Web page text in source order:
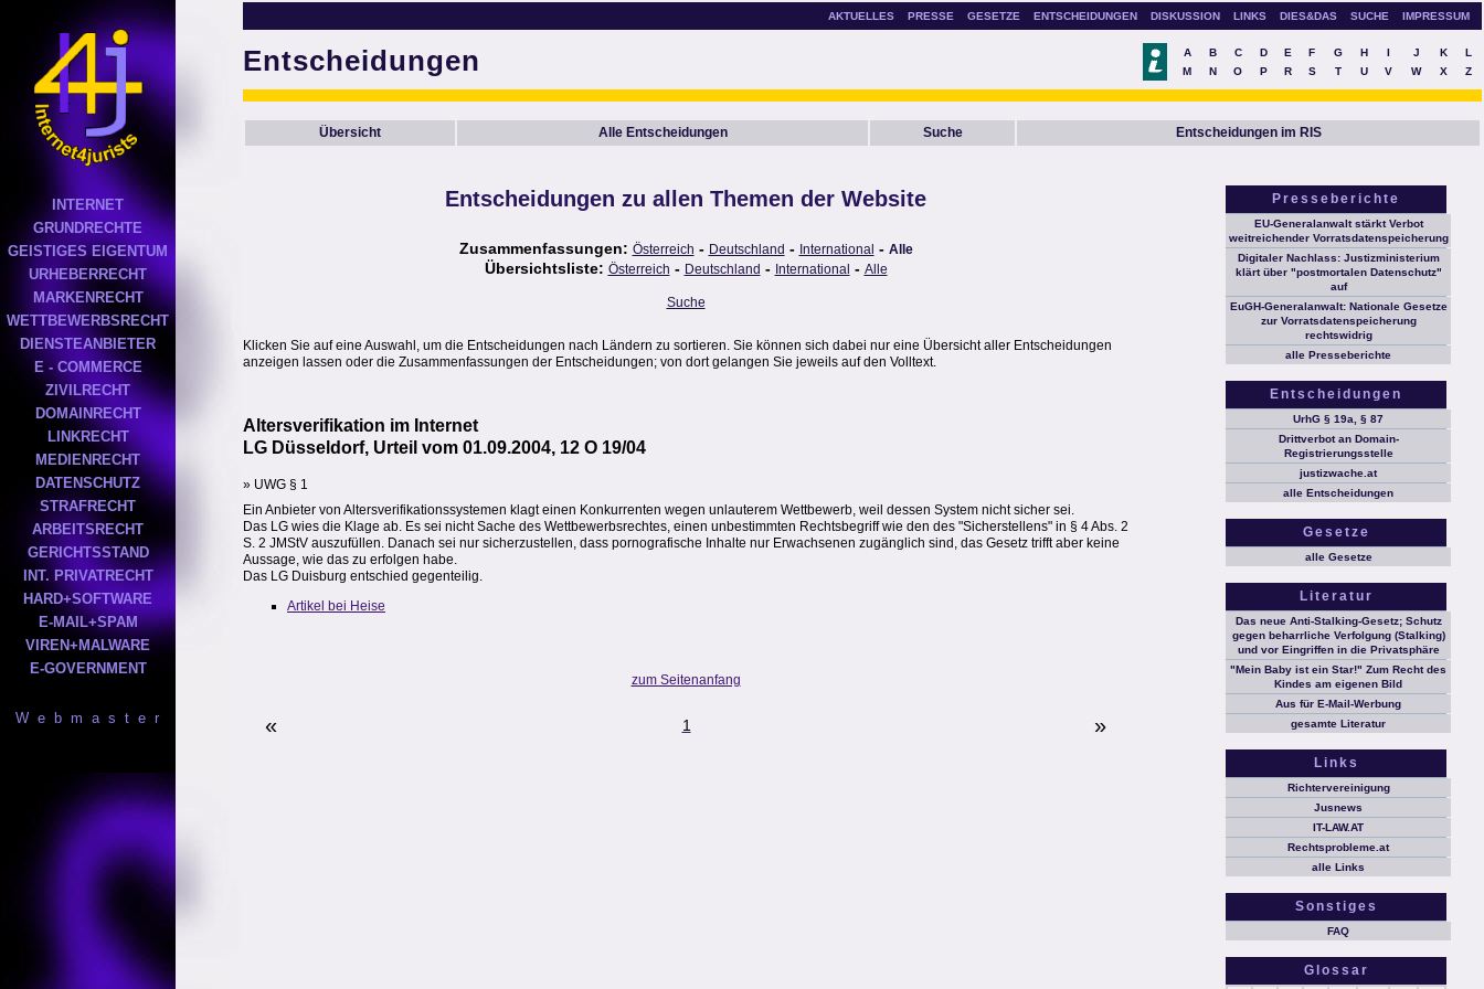
INTERNET
GRUNDRECHTE
GEISTIGES EIGENTUM
URHEBERRECHT
MARKENRECHT
WETTBEWERBSRECHT
DIENSTEANBIETER
E - COMMERCE
ZIVILRECHT
DOMAINRECHT
LINKRECHT
MEDIENRECHT
DATENSCHUTZ
STRAFRECHT
ARBEITSRECHT
GERICHTSSTAND
INT. PRIVATRECHT
HARD+SOFTWARE
E-MAIL+SPAM
VIREN+MALWARE
E-GOVERNMENT
W e b m a s t e r
AKTUELLES PRESSE GESETZE ENTSCHEIDUNGEN DISKUSSION LINKS DIES&DAS SUCHE IMPRESSUM
Entscheidungen A B C D E F G H I J K
L
M
N O P R S T U V W X Z
Übersicht Alle Entscheidungen Suche Entscheidungen im RIS
Entscheidungen zu allen Themen der Website
Zusammenfassungen: Österreich - Deutschland - International - Alle
Übersichtsliste: Österreich - Deutschland - International - Alle
Suche
Klicken Sie auf eine Auswahl, um die Entscheidungen nach Ländern zu sortieren. Sie können sich dabei nur eine Übersicht aller Entscheidungen
anzeigen lassen oder die Zusammenfassungen der Entscheidungen; von dort gelangen Sie jeweils auf den Volltext.
Altersverifikation im Internet
LG Düsseldorf, Urteil vom 01.09.2004, 12 O 19/04
» UWG § 1
Ein Anbieter von Altersverifikationssystemen klagt einen Konkurrenten wegen unlauterem Wettbewerb, weil dessen System nicht sicher sei.
Das LG wies die Klage ab. Es sei nicht Sache des Wettbewerbsrechtes, einen unbestimmten Rechtsbegriff wie den des "Sicherstellens" in § 4 Abs. 2
S. 2 JMStV auszufüllen. Danach sei nur sicherzustellen, dass pornografische Inhalte nur Erwachsenen zugänglich sind, das Gesetz trifft aber keine
Aussage, wie das zu erfolgen habe.
Das LG Duisburg entschied gegenteilig.
Artikel bei Heise
zum Seitenanfang
« 1 »
Presseberichte
EU-Generalanwalt stärkt Verbot
weitreichender Vorratsdatenspeicherung
Digitaler Nachlass: Justizministerium
klärt über "postmortalen Datenschutz"
auf
EuGH-Generalanwalt: Nationale Gesetze
zur Vorratsdatenspeicherung
rechtswidrig
alle Presseberichte
Entscheidungen
UrhG § 19a, § 87
Drittverbot an Domain-
Registrierungsstelle
justizwache.at
alle Entscheidungen
Gesetze
alle Gesetze
Literatur
Das neue Anti-Stalking-Gesetz; Schutz
gegen beharrliche Verfolgung (Stalking)
und vor Eingriffen in die Privatsphäre
"Mein Baby ist ein Star!" Zum Recht des
Kindes am eigenen Bild
Aus für E-Mail-Werbung
gesamte Literatur
Links
Richtervereinigung
Jusnews
IT-LAW.AT
Rechtsprobleme.at
alle Links
Sonstiges
FAQ
Glossar